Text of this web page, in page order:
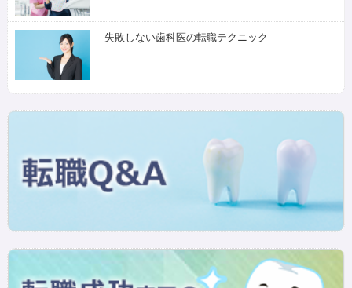
失敗しない歯科医の転職テクニック